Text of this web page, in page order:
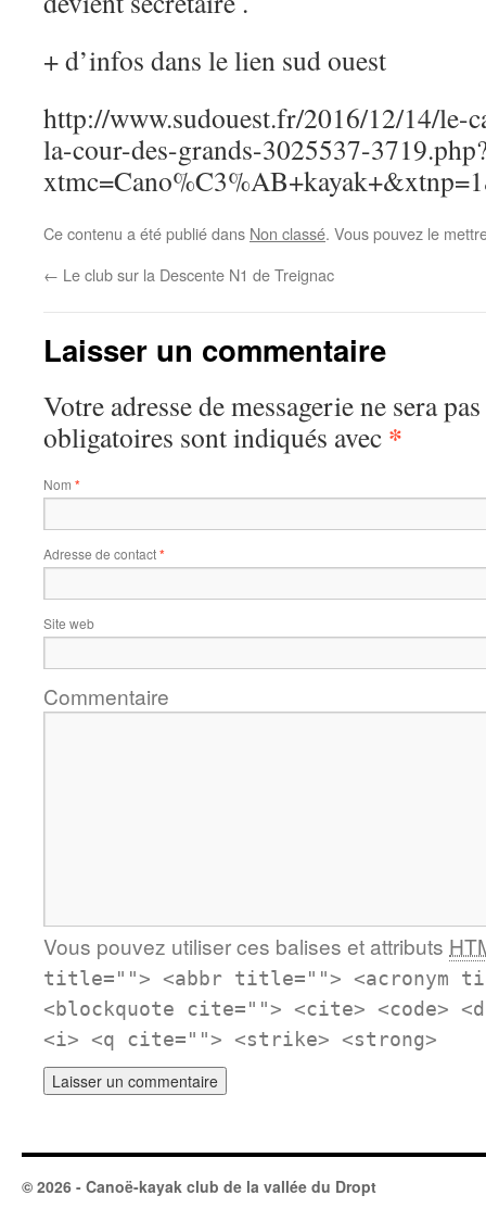
+ d’infos dans le lien sud ouest
http://www.sudouest.fr/2016/12/14/le-
la-cour-des-grands-3025537-
Ce contenu a été publié dans Non classé. Vous pouvez le
← Le club sur la Descente N1 de Treignac
Laisser un commentaire
Votre adresse de messagerie ne sera
obligatoires sont indiqués avec *
Nom *
Adresse de contact*
Site web
Commentaire
Vous pouvez utiliser ces balises et attributs
title=""> <abbr title=""> <acronym
<blockquote cite=""> <cite> <code>
<i> <q cite=""> <strike> <strong>
© 2026 - Canoë-kayak club de la vallée du Dropt